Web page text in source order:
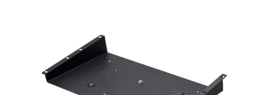
キーボード 電子ピアノ